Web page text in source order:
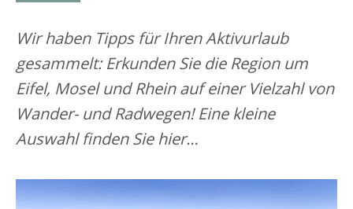
Wir haben Tipps für Ihren Aktivurlaub
gesammelt: Erkunden Sie die Region um
Eifel, Mosel und Rhein auf einer Vielzahl von
Wander- und Radwegen! Eine kleine
Auswahl finden Sie hier…